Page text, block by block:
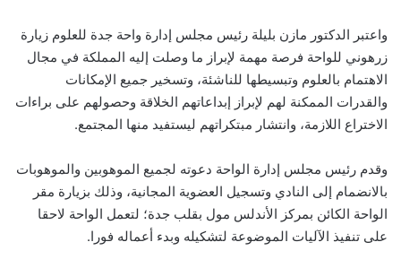
واعتبر الدكتور مازن بليلة رئيس مجلس إدارة واحة جدة للعلوم زيارة
زرهوني للواحة فرصة مهمة لإبراز ما وصلت إليه المملكة في مجال
الاهتمام بالعلوم وتبسيطها للناشئة، وتسخير جميع الإمكانات
والقدرات الممكنة لهم لإبراز إبداعاتهم الخلاقة وحصولهم على براءات
الاختراع اللازمة، وانتشار مبتكراتهم ليستفيد منها المجتمع.
وقدم رئيس مجلس إدارة الواحة دعوته لجميع الموهوبين والموهوبات
بالانضمام إلى النادي وتسجيل العضوية المجانية، وذلك بزيارة مقر
الواحة الكائن بمركز الأندلس مول بقلب جدة؛ لتعمل الواحة لاحقا
على تنفيذ الآليات الموضوعة لتشكيله وبدء أعماله فورا.